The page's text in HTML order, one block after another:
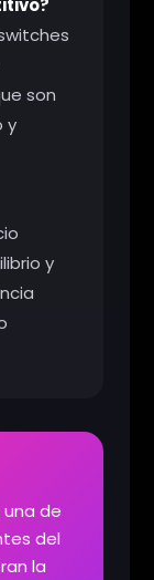
son
y
y
de
del
la